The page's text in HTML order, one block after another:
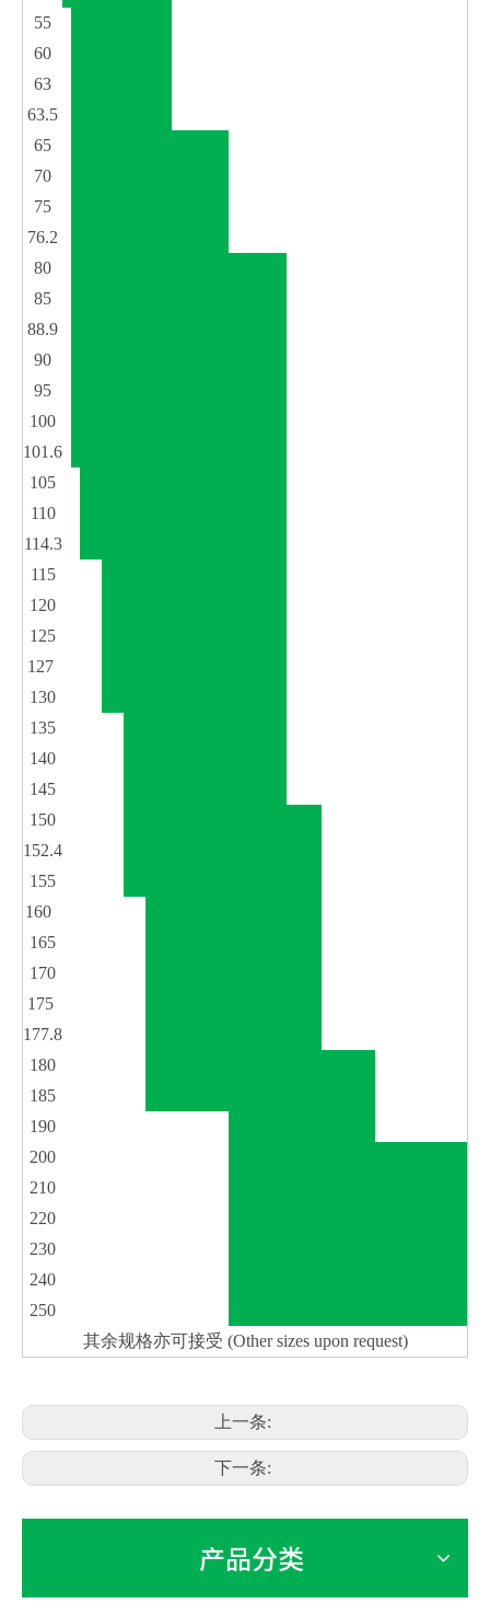
55
60
63
63.5
65
70
75
76.2
80
85
88.9
90
95
100
101.6
105
110
114.3
115
120
125
127
130
135
140
145
150
152.4
155
160
165
170
175
177.8
180
185
190
200
210
220
230
240
250
其余规格亦可接受 (Other sizes upon request)
上一条:
下一条:
产品分类